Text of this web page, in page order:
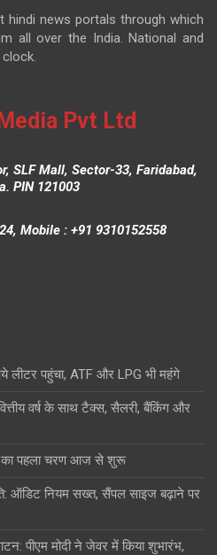
news portals through which
all over the India. National and
Pvt Ltd
SLF Mall, Sector-33, Faridabad,
PIN 121003
Mobile : +91 9310152558
लीटर पहुंचा, ATF और LPG भी महंगे
वर्ष के साथ टैक्स, सैलरी, बैंकिंग और
का पहला चरण आज से शुरू
ऑडिट नियम सख्त, सैंपल साइज बढ़ाने पर
पीएम मोदी ने जेवर में किया शुभारंभ,